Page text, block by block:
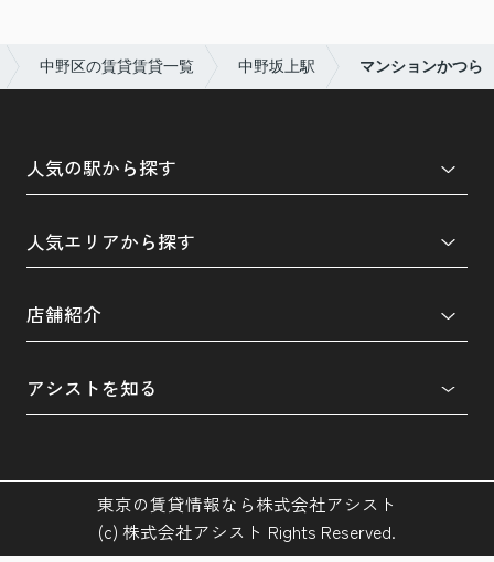
中野区の賃貸賃貸一覧 中野坂上駅 マンションかつら
人気の駅から探す
人気エリアから探す
店舗紹介
アシストを知る
東京の賃貸情報なら株式会社アシスト
(c) 株式会社アシスト Rights Reserved.